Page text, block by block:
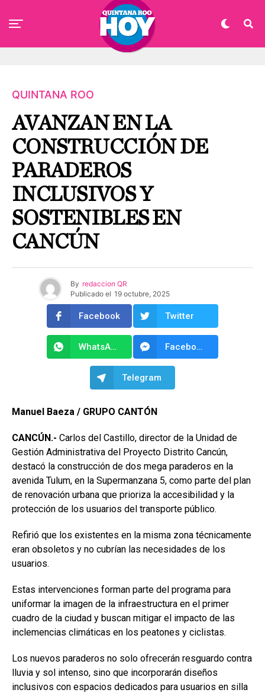
QUINTANA ROO
AVANZAN EN LA
CONSTRUCCIÓN DE
PARADEROS
INCLUSIVOS Y
SOSTENIBLES EN
CANCÚN
By redaccion QR
Publicado el 19 octubre, 2025
Facebook Twitter
WhatsApp Facebook Messenger
Telegram
Manuel Baeza / GRUPO CANTÓN
CANCÚN.- Carlos del Castillo, director de la Unidad de
Gestión Administrativa del Proyecto Distrito Cancún,
destacó la construcción de dos mega paraderos en la
avenida Tulum, en la Supermanzana 5, como parte del plan
de renovación urbana que prioriza la accesibilidad y la
protección de los usuarios del transporte público.
Refirió que los existentes en la misma zona técnicamente
eran obsoletos y no cubrían las necesidades de los
usuarios.
Estas intervenciones forman parte del programa para
uniformar la imagen de la infraestructura en el primer
cuadro de la ciudad y buscan mitigar el impacto de las
inclemencias climáticas en los peatones y ciclistas.
Los nuevos paraderos no solo ofrecerán resguardo contra
lluvia y sol intenso, sino que incorporarán diseños
inclusivos con espacios dedicados para usuarios en silla